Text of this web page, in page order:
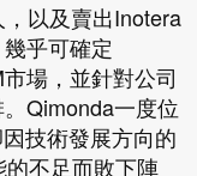
以及賣出Inotera
乎可確定
場，並針對公司
Qimonda一度位
技術發展方向的
不足而敗下陣